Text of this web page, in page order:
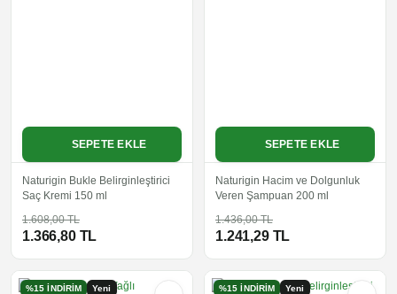
SEPETE EKLE
Naturigin Bukle Belirginleştirici
Saç Kremi 150 ml
1.608,00 TL
1.366,80 TL
SEPETE EKLE
Naturigin Hacim ve Dolgunluk
Veren Şampuan 200 ml
1.436,00 TL
1.241,29 TL
%15 İNDİRİM Yeni %15 İNDİRİM Yeni